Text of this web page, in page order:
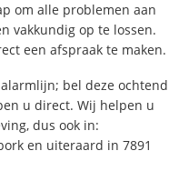
om alle problemen aan
vakkundig op te lossen.
een afspraak te maken.
bel deze ochtend
u direct. Wij helpen u
dus ook in:
en uiteraard in 7891